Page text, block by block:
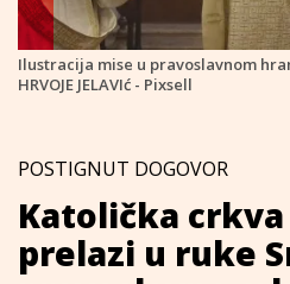
Ilustracija mise u pravoslavnom
HRVOJE JELAVIć - Pixsell
POSTIGNUT DOGOVOR
Katolička crkva
prelazi u ruke